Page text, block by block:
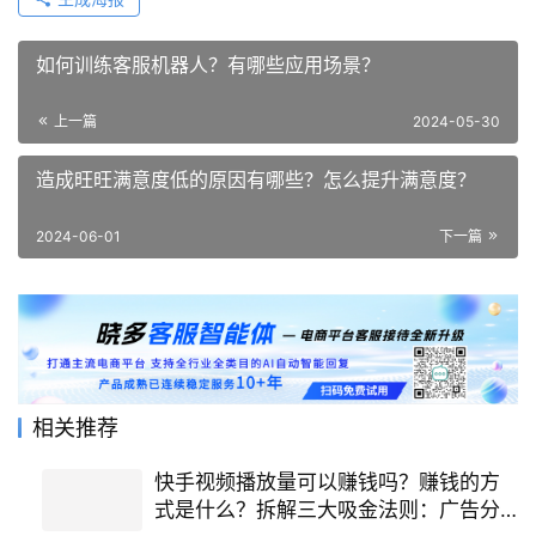
如何训练客服机器人？有哪些应用场景？
上一篇 2024-05-30
造成旺旺满意度低的原因有哪些？怎么提升满意度？
下一篇
2024-06-01
相关推荐
快手视频播放量可以赚钱吗？赚钱的方
式是什么？拆解三大吸金法则：广告分